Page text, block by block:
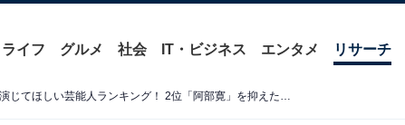
ライフ グルメ 社会 IT・ビジネス エンタメ リサーチ
「名探偵コナン」を実写化したら毛利小五郎を演じてほしい芸能人ランキング！ 2位「阿部寛」を抑えた1位は？【2026年調査】